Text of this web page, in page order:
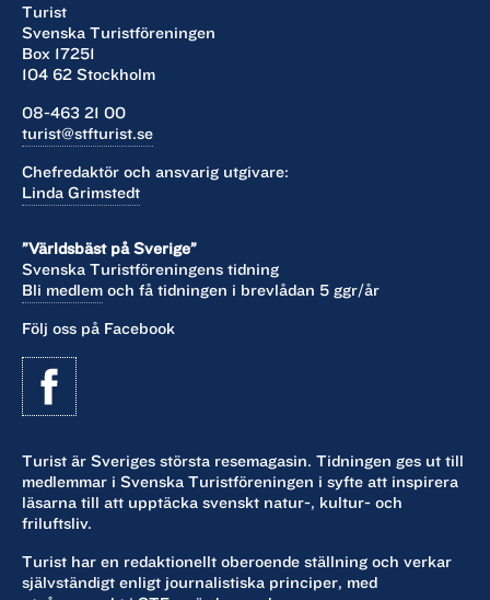
Turist
Svenska Turistföreningen
Box 17251
104 62 Stockholm
08-463 21 00
turist@stfturist.se
Chefredaktör och ansvarig utgivare:
Linda Grimstedt
”Världsbäst på Sverige”
Svenska Turistföreningens tidning
Bli medlem och få tidningen i brevlådan 5 ggr/år
Följ oss på Facebook
Turist är Sveriges största resemagasin. Tidningen ges ut till
medlemmar i Svenska Turistföreningen i syfte att inspirera
läsarna till att upptäcka svenskt natur-, kultur- och
friluftsliv.
Turist har en redaktionellt oberoende ställning och verkar
självständigt enligt journalistiska principer, med